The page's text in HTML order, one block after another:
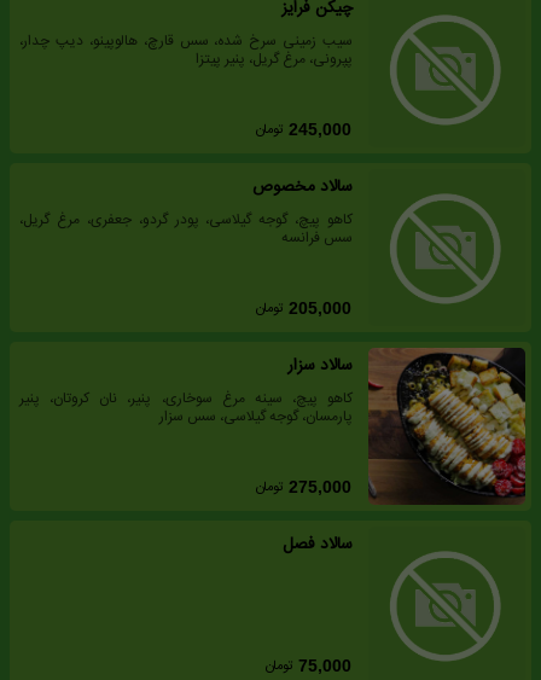
چیکن فرایز
سیب زمینی سرخ شده، سس قارچ، هالوپینو، دیپ چدار،
پپرونی، مرغ گریل، پنیر پیتزا
245,000 تومان
سالاد مخصوص
کاهو پیچ، گوجه گیلاسی، پودر گردو، جعفری، مرغ گریل،
سس فرانسه
205,000 تومان
سالاد سزار
کاهو پیچ، سینه مرغ سوخاری، پنیر، نان کروتان، پنیر
پارمسان، گوجه گیلاسی، سس سزار
275,000 تومان
سالاد فصل
75,000 تومان